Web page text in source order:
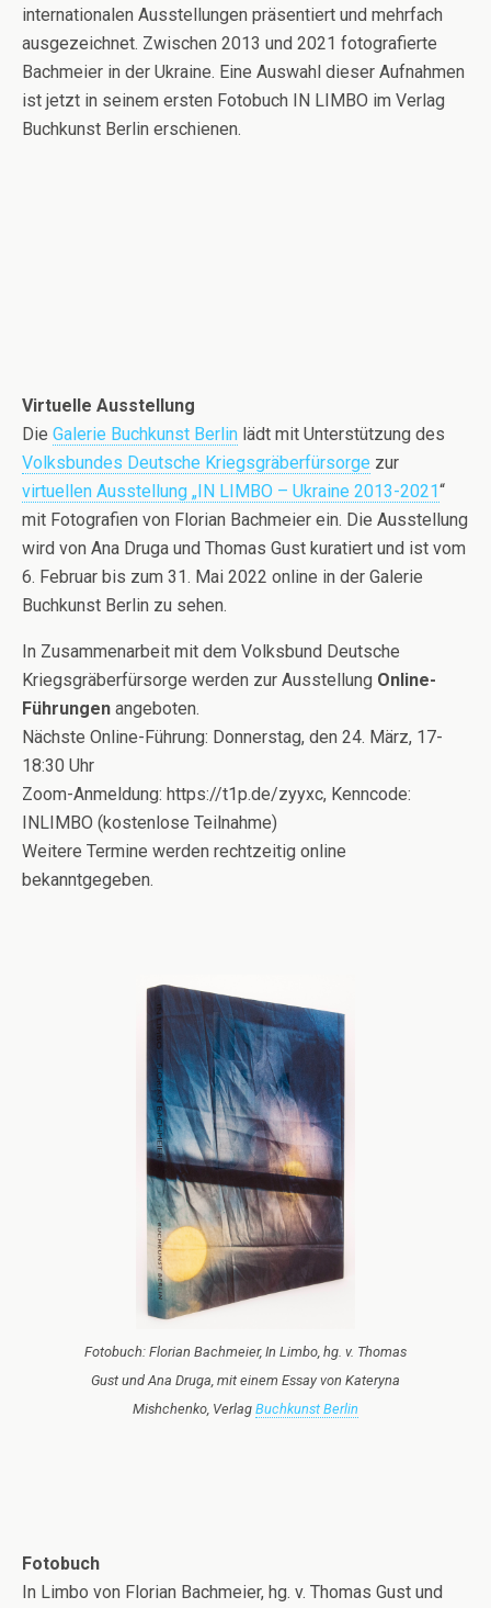
internationalen Ausstellungen präsentiert und mehrfach
ausgezeichnet. Zwischen 2013 und 2021 fotografierte
Bachmeier in der Ukraine. Eine Auswahl dieser Aufnahmen
ist jetzt in seinem ersten Fotobuch IN LIMBO im Verlag
Buchkunst Berlin erschienen.
Virtuelle Ausstellung
Die Galerie Buchkunst Berlin lädt mit Unterstützung des
Volksbundes Deutsche Kriegsgräberfürsorge zur
virtuellen Ausstellung „IN LIMBO – Ukraine 2013-2021“
mit Fotografien von Florian Bachmeier ein. Die Ausstellung
wird von Ana Druga und Thomas Gust kuratiert und ist vom
6. Februar bis zum 31. Mai 2022 online in der Galerie
Buchkunst Berlin zu sehen.
In Zusammenarbeit mit dem Volksbund Deutsche
Kriegsgräberfürsorge werden zur Ausstellung Online-
Führungen angeboten.
Nächste Online-Führung: Donnerstag, den 24. März, 17-
18:30 Uhr
Zoom-Anmeldung: https://t1p.de/zyyxc, Kenncode:
INLIMBO (kostenlose Teilnahme)
Weitere Termine werden rechtzeitig online
bekanntgegeben.
Fotobuch: Florian Bachmeier, In Limbo, hg. v. Thomas
Gust und Ana Druga, mit einem Essay von Kateryna
Mishchenko, Verlag Buchkunst Berlin
Fotobuch
In Limbo von Florian Bachmeier, hg. v. Thomas Gust und